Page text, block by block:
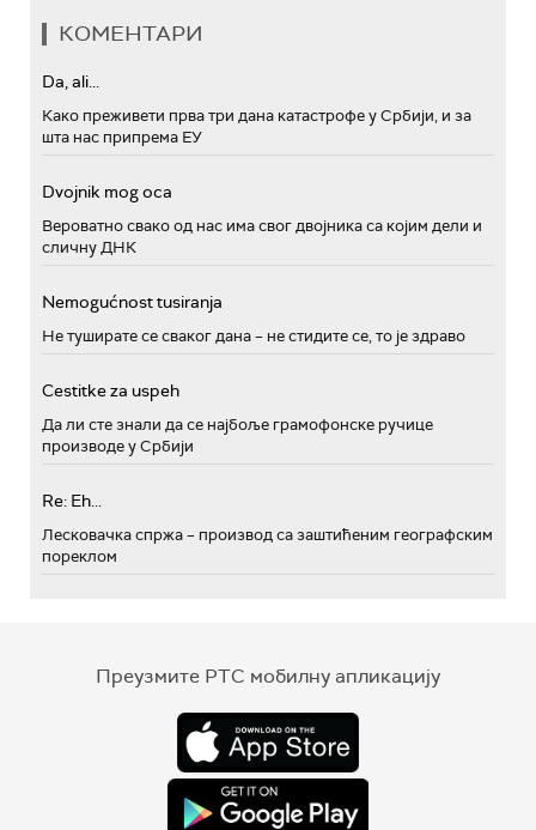
КОМЕНТАРИ
Da, ali...
Како преживети прва три дана катастрофе у Србији, и за
шта нас припрема ЕУ
Dvojnik mog oca
Вероватно свако од нас има свог двојника са којим дели и
сличну ДНК
Nemogućnost tusiranja
Не туширате се сваког дана – не стидите се, то је здраво
Cestitke za uspeh
Да ли сте знали да се најбоље грамофонске ручице
производе у Србији
Re: Eh...
Лесковачка спржа – производ са заштићеним географским
пореклом
Преузмите РТС мобилну апликацију